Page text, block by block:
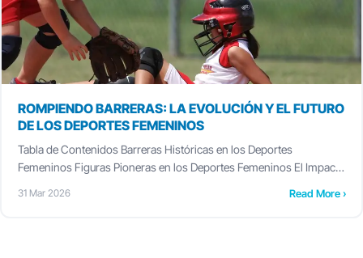
ROMPIENDO BARRERAS: LA EVOLUCIÓN Y EL FUTURO
DE LOS DEPORTES FEMENINOS
Tabla de Contenidos Barreras Históricas en los Deportes
Femeninos Figuras Pioneras en los Deportes Femeninos El Impacto
31 Mar 2026 Read More ›